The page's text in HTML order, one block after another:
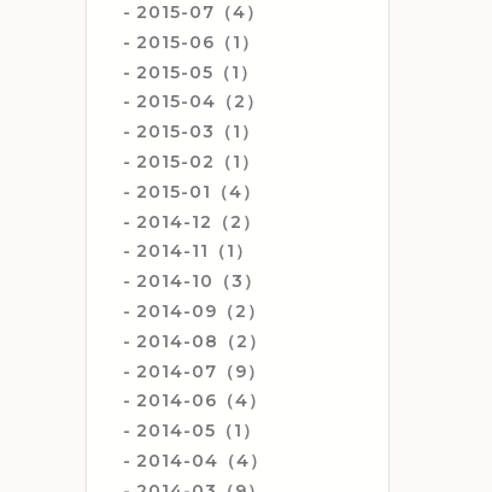
2015-07（4）
2015-06（1）
2015-05（1）
2015-04（2）
2015-03（1）
2015-02（1）
2015-01（4）
2014-12（2）
2014-11（1）
2014-10（3）
2014-09（2）
2014-08（2）
2014-07（9）
2014-06（4）
2014-05（1）
2014-04（4）